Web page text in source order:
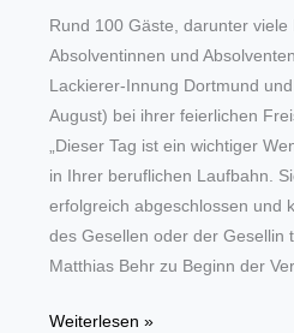
Rund 100 Gäste, darunter
Absolventinnen und
Lackierer-Innung Dortmund
August) bei ihrer feierlichen
„Dieser Tag ist ein wichtiger
in Ihrer beruflichen Laufbahn.
erfolgreich abgeschlossen und
des Gesellen oder der Gesellin
Matthias Behr zu Beginn der
45
Weiterlesen »